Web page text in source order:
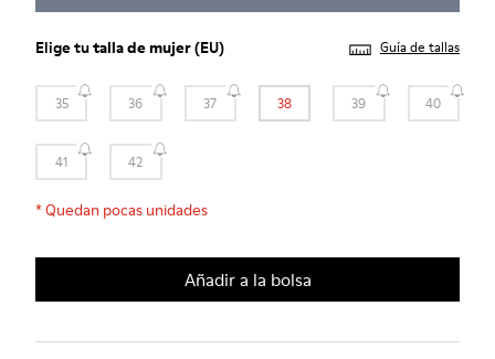
Elige tutalla de mujer(EU) Guía de tallas
35 36 37 38 39 40
41 42
*Quedan pocas unidades
Añadir a la bolsa